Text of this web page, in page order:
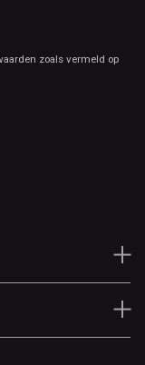
zoals vermeld op